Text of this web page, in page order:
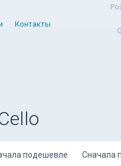
Контакты
подешевле Сначала